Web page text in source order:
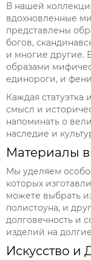
В нашей
вдохновленные
представлены
богов,
и многие другие.
образами
единороги, и
Каждая статуэтка
смысл и
напоминать о
наследие и
Материалы
Мы уделяем
которых
можете выбрать
полистоуна, и
долговечность и
изделий на
Искусство и